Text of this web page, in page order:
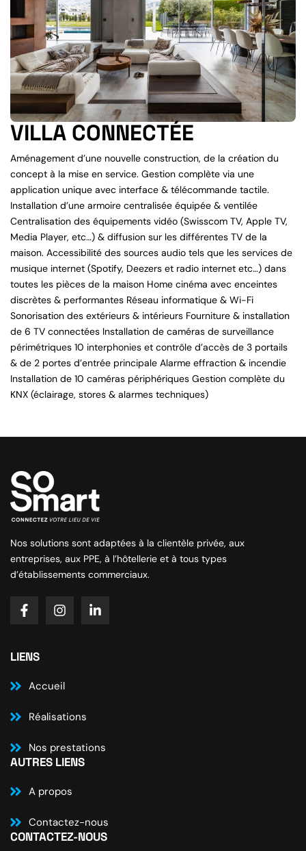
VILLA CONNECTÉE
Aménagement d’une nouvelle construction, de la création du
concept à la mise en service. Gestion complète via une
application unique avec interface & télécommande tactile.
Installation d’une armoire centralisée équipée & ventilée
Centralisation des équipements vidéo (Swisscom TV, Apple TV,
Media Player, etc…) & diffusion sur les différentes TV de la
maison. Accessibilité des sources audio tels que les services de
musique internet (Spotify, Deezers et radio internet etc…) dans
toutes les pièces de la maison Home cinéma avec enceintes
discrètes & performantes Réseau informatique & Wi-Fi
Sonorisation des extérieurs & intérieurs Fourniture & installation
de 6 TV connectées Installation de caméras de surveillance
périmétriques 10 interphonies et contrôle d’accès de 3 portails
& de 2 portes d’entrée principale Alarme effraction & incendie
Installation de 10 caméras périphériques Gestion complète du
KNX (éclairage, stores & alarmes techniques)
Nos solutions sont adaptées à la clientèle privée, aux
entreprises, aux PPE, à l’hôtellerie et à tous types
d’établissements commerciaux.
LIENS
Accueil
Réalisations
Nos prestations
AUTRES LIENS
A propos
Contactez-nous
CONTACTEZ-NOUS